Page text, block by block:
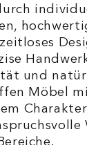
und
Möbel